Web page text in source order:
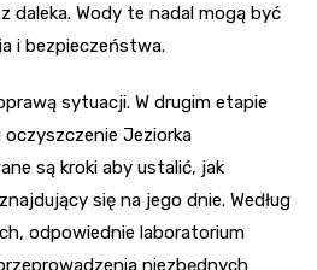
daleka. Wody te nadal mogą być
i bezpieczeństwa.
sytuacji. W drugim etapie
oczyszczenie Jeziorka
są kroki aby ustalić, jak
się na jego dnie. Według
odpowiednie laboratorium
niezbędnych